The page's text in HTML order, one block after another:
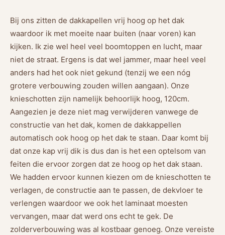
Bij ons zitten de dakkapellen vrij hoog op het dak
waardoor ik met moeite naar buiten (naar voren) kan
kijken. Ik zie wel heel veel boomtoppen en lucht, maar
niet de straat. Ergens is dat wel jammer, maar heel veel
anders had het ook niet gekund (tenzij we een nóg
grotere verbouwing zouden willen aangaan). Onze
knieschotten zijn namelijk behoorlijk hoog, 120cm.
Aangezien je deze niet mag verwijderen vanwege de
constructie van het dak, komen de dakkappellen
automatisch ook hoog op het dak te staan. Daar komt bij
dat onze kap vrij dik is dus dan is het een optelsom van
feiten die ervoor zorgen dat ze hoog op het dak staan.
We hadden ervoor kunnen kiezen om de knieschotten te
verlagen, de constructie aan te passen, de dekvloer te
verlengen waardoor we ook het laminaat moesten
vervangen, maar dat werd ons echt te gek. De
zolderverbouwing was al kostbaar genoeg. Onze vereiste